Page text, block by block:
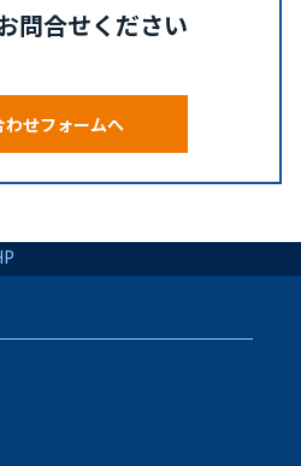
問合せください
わせフォームへ